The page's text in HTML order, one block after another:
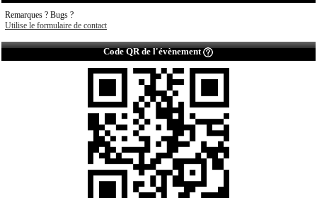
Remarques ? Bugs ?
Utilise le formulaire de contact
Code QR de l'évènement